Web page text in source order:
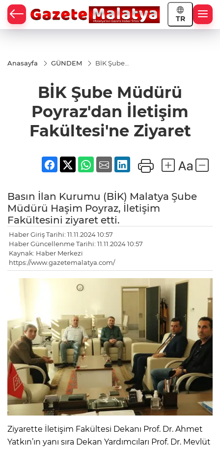
TR
Anasayfa GÜNDEM
BİK Şube
İletişim
Fakültesi'ne
BİK Şube Müdürü
Poyraz'dan İletişim
Fakültesi'ne Ziyaret
Basın İlan Kurumu (BİK) Malatya Şube
Müdürü Haşim Poyraz, İletişim
Fakültesini ziyaret etti.
Haber Giriş Tarihi: 11.11.2024 10:57
Haber Güncellenme Tarihi: 11.11.2024 10:57
Kaynak: Haber Merkezi
https://www.gazetemalatya.com/
Ziyarette İletişim Fakültesi Dekanı Prof. Dr. Ahmet
Yatkın’ın yanı sıra Dekan Yardımcıları Prof. Dr. Mevlüt